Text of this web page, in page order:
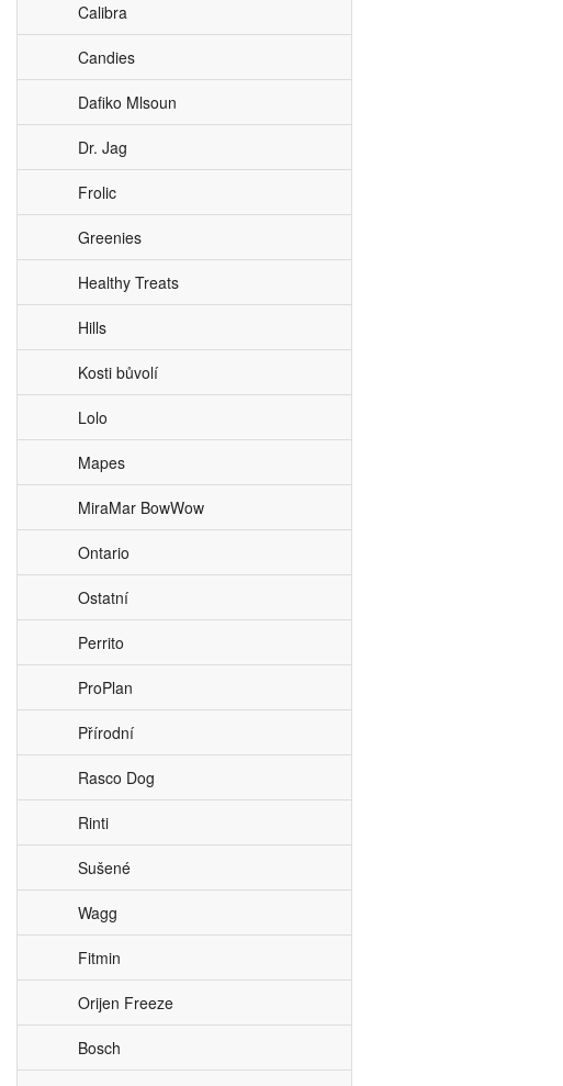
Calibra
Candies
Dafiko Mlsoun
Dr. Jag
Frolic
Greenies
Healthy Treats
Hills
Kosti bůvolí
Lolo
Mapes
MiraMar BowWow
Ontario
Ostatní
Perrito
ProPlan
Přírodní
Rasco Dog
Rinti
Sušené
Wagg
Fitmin
Orijen Freeze
Bosch